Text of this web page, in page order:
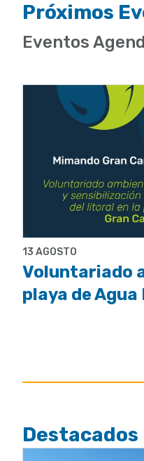
Próximos
Eventos
13 AGOSTO
Voluntariado
playa de Agua
Destacados